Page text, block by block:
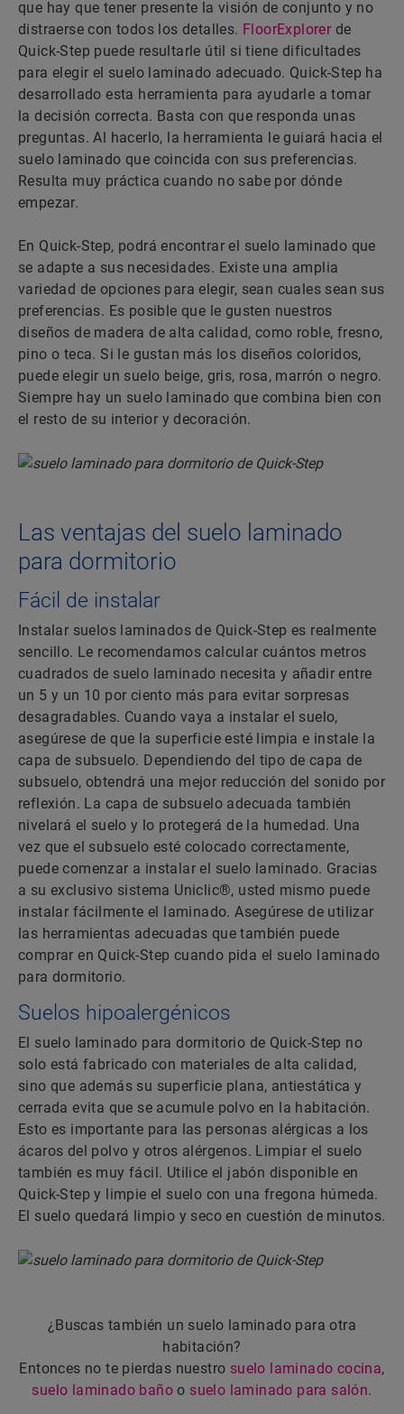
que hay que tener presente la visión de conjunto y no
distraerse con todos los detalles. FloorExplorer de
Quick-Step puede resultarle útil si tiene dificultades
para elegir el suelo laminado adecuado. Quick-Step ha
desarrollado esta herramienta para ayudarle a tomar
la decisión correcta. Basta con que responda unas
preguntas. Al hacerlo, la herramienta le guiará hacia el
suelo laminado que coincida con sus preferencias.
Resulta muy práctica cuando no sabe por dónde
empezar.
En Quick-Step, podrá encontrar el suelo laminado que
se adapte a sus necesidades. Existe una amplia
variedad de opciones para elegir, sean cuales sean sus
preferencias. Es posible que le gusten nuestros
diseños de madera de alta calidad, como roble, fresno,
pino o teca. Si le gustan más los diseños coloridos,
puede elegir un suelo beige, gris, rosa, marrón o negro.
Siempre hay un suelo laminado que combina bien con
el resto de su interior y decoración.
Las ventajas del suelo laminado
para dormitorio
Fácil de instalar
Instalar suelos laminados de Quick-Step es realmente
sencillo. Le recomendamos calcular cuántos metros
cuadrados de suelo laminado necesita y añadir entre
un 5 y un 10 por ciento más para evitar sorpresas
desagradables. Cuando vaya a instalar el suelo,
asegúrese de que la superficie esté limpia e instale la
capa de subsuelo. Dependiendo del tipo de capa de
subsuelo, obtendrá una mejor reducción del sonido por
reflexión. La capa de subsuelo adecuada también
nivelará el suelo y lo protegerá de la humedad. Una
vez que el subsuelo esté colocado correctamente,
puede comenzar a instalar el suelo laminado. Gracias
a su exclusivo sistema Uniclic®, usted mismo puede
instalar fácilmente el laminado. Asegúrese de utilizar
las herramientas adecuadas que también puede
comprar en Quick-Step cuando pida el suelo laminado
para dormitorio.
Suelos hipoalergénicos
El suelo laminado para dormitorio de Quick-Step no
solo está fabricado con materiales de alta calidad,
sino que además su superficie plana, antiestática y
cerrada evita que se acumule polvo en la habitación.
Esto es importante para las personas alérgicas a los
ácaros del polvo y otros alérgenos. Limpiar el suelo
también es muy fácil. Utilice el jabón disponible en
Quick-Step y limpie el suelo con una fregona húmeda.
El suelo quedará limpio y seco en cuestión de minutos.
¿Buscas también un suelo laminado para otra
habitación?
Entonces no te pierdas nuestro suelo laminado cocina,
suelo laminado baño o suelo laminado para salón.